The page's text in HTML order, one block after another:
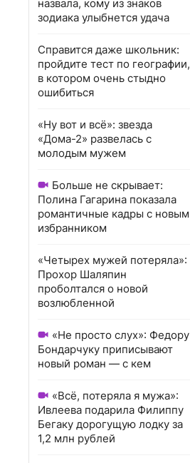
назвала, кому из знаков
зодиака улыбнется удача
Справится даже школьник:
пройдите тест по географии,
в котором очень стыдно
ошибиться
«Ну вот и всё»: звезда
«Дома-2» развелась с
молодым мужем
Больше не скрывает:
Полина Гагарина показала
романтичные кадры с новым
избранником
«Четырех мужей потеряла»:
Прохор Шаляпин
проболтался о новой
возлюбленной
«Не просто слух»: Федору
Бондарчуку приписывают
новый роман — с кем
«Всё, потеряла я мужа»:
Ивлеева подарила Филиппу
Бегаку дорогущую лодку за
1,2 млн рублей